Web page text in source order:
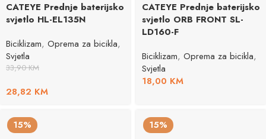
CATEYE Prednje baterijsko
svjetlo HL-EL135N
Biciklizam, Oprema za bicikla,
Svjetla
33,90KM
28,82 KM
CATEYE Prednje baterijsko
svjetlo ORB FRONT SL-
LD160-F
Biciklizam, Oprema za bicikla,
Svjetla
18,00 KM
15% 15%